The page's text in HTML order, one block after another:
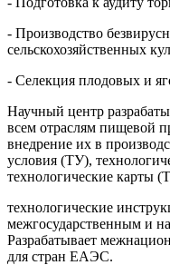
- Производство
сельскохозяйственных
- Селекция плодовых и
Научный центр
всем отраслям пищевой
внедрение их в
условия (ТУ),
технологические карты
технологические
межгосударственным и
Разрабатывает
для стран ЕАЭС.